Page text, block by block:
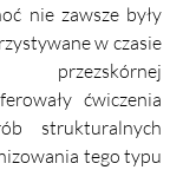
nie zawsze były
w czasie
ćwiczenia
strukturalnych
tego typu